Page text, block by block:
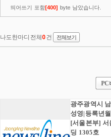
PC
광주광역시
성영|등록년
[서울본부] 서
딩 1305호